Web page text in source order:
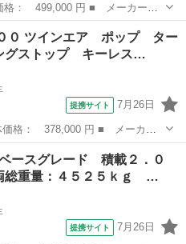
０ ■ グレード名： フィオー
１５０台 ターボモデル ＥＴ
０ ツインエア ポップ ター
グストップ キーレス…
提携サイト 7月26日
０ ■ グレード名： ツインエ
トップ キーレス ＥＴＣ 純
ースグレード 積載２．０
重量：４５２５ｋｇ …
提携サイト 7月26日